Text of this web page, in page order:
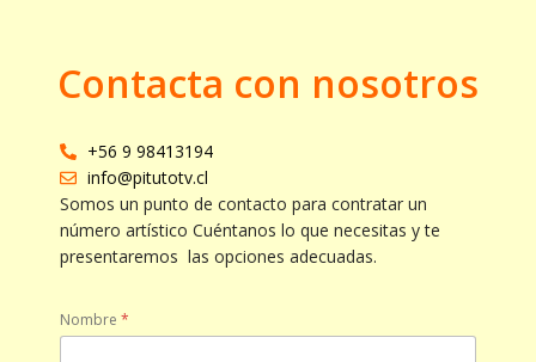
Contacta con nosotros
+56 9 98413194
info@pitutotv.cl
Somos un punto de contacto para contratar un
número artístico Cuéntanos lo que necesitas y te
presentaremos las opciones adecuadas.
Nombre *